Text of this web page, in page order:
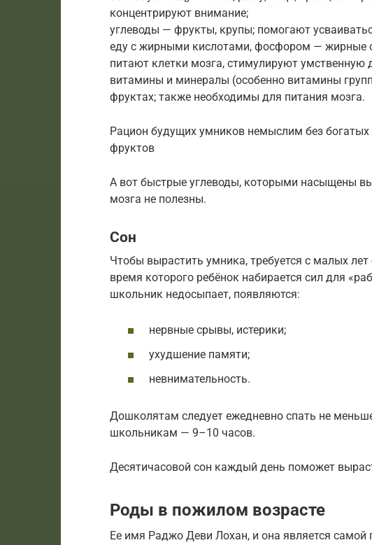
концентрируют внимание;
углеводы — фрукты, крупы; помогают
еду с жирными кислотами, фосфором — жирные
питают клетки мозга, стимулируют умственную
витамины и минералы (особенно витамины
фруктах; также необходимы для питания мозга.
Рацион будущих умников немыслим без
фруктов
А вот быстрые углеводы, которыми насыщены
мозга не полезны.
Сон
Чтобы вырастить умника, требуется с малых
время которого ребёнок набирается сил для
школьник недосыпает, появляются:
нервные срывы, истерики;
ухудшение памяти;
невнимательность.
Дошколятам следует ежедневно спать не
школьникам — 9–10 часов.
Десятичасовой сон каждый день поможет
Роды в пожилом возрасте
Ее имя Раджо Деви Лохан, и она является